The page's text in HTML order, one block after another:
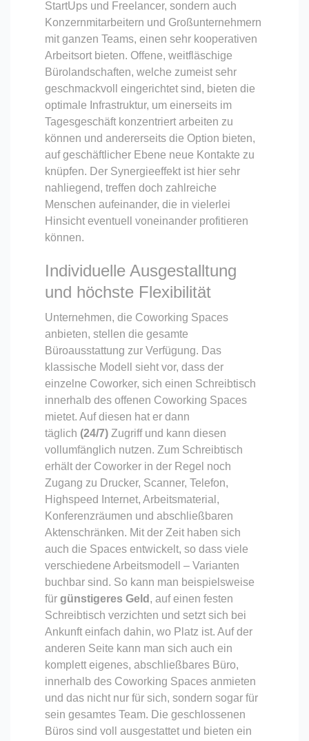
StartUps und Freelancer, sondern auch
Konzernmitarbeitern und Großunternehmern
mit ganzen Teams, einen sehr kooperativen
Arbeitsort bieten. Offene, weitfläschige
Bürolandschaften, welche zumeist sehr
geschmackvoll eingerichtet sind, bieten die
optimale Infrastruktur, um einerseits im
Tagesgeschäft konzentriert arbeiten zu
können und andererseits die Option bieten,
auf geschäftlicher Ebene neue Kontakte zu
knüpfen. Der Synergieeffekt ist hier sehr
nahliegend, treffen doch zahlreiche
Menschen aufeinander, die in vielerlei
Hinsicht eventuell voneinander profitieren
können.
Individuelle Ausgestalltung
und höchste Flexibilität
Unternehmen, die Coworking Spaces
anbieten, stellen die gesamte
Büroausstattung zur Verfügung. Das
klassische Modell sieht vor, dass der
einzelne Coworker, sich einen Schreibtisch
innerhalb des offenen Coworking Spaces
mietet. Auf diesen hat er dann
täglich (24/7) Zugriff und kann diesen
vollumfänglich nutzen. Zum Schreibtisch
erhält der Coworker in der Regel noch
Zugang zu Drucker, Scanner, Telefon,
Highspeed Internet, Arbeitsmaterial,
Konferenzräumen und abschließbaren
Aktenschränken. Mit der Zeit haben sich
auch die Spaces entwickelt, so dass viele
verschiedene Arbeitsmodell – Varianten
buchbar sind. So kann man beispielsweise
für günstigeres Geld , auf einen festen
Schreibtisch verzichten und setzt sich bei
Ankunft einfach dahin, wo Platz ist. Auf der
anderen Seite kann man sich auch ein
komplett eigenes, abschließbares Büro,
innerhalb des Coworking Spaces anmieten
und das nicht nur für sich, sondern sogar für
sein gesamtes Team. Die geschlossenen
Büros sind voll ausgestattet und bieten ein